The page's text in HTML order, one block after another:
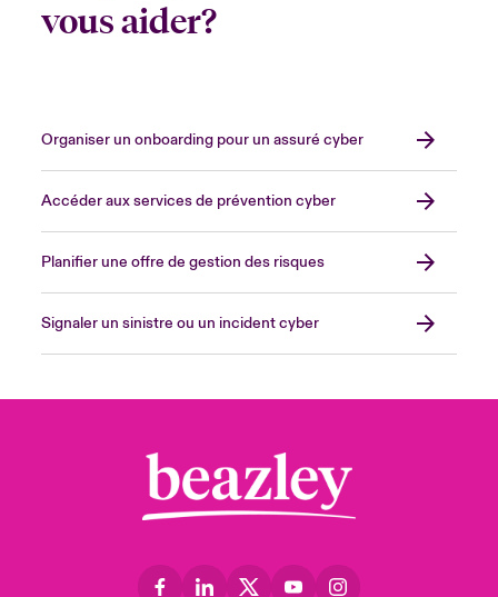
vous aider?
Organiser un onboarding pour un assuré cyber
Accéder aux services de prévention cyber
Planifier une offre de gestion des risques
Signaler un sinistre ou un incident cyber